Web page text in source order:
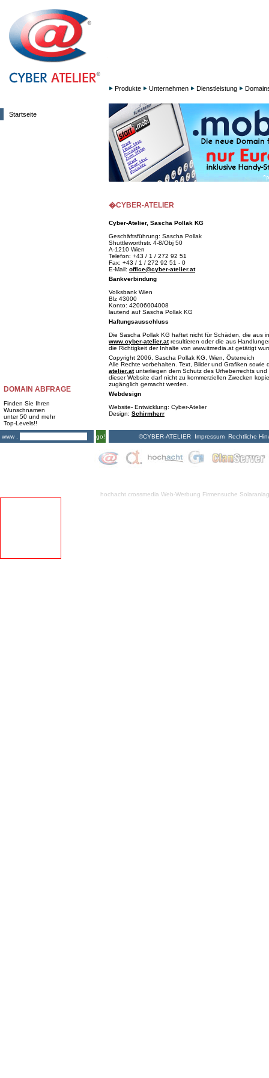
Startseite
DOMAIN ABFRAGE
Finden Sie Ihren
Wunschnamen
unter 50 und mehr
Top-Levels!!
www .
go!
Produkte Unternehmen Dienstleistung
�CYBER-ATELIER
Cyber-Atelier, Sascha Pollak KG
Geschäftsführung: Sascha Pollak
Shuttleworthstr. 4-8/Obj 50
A-1210 Wien
Telefon: +43 / 1 / 272 92 51
Fax: +43 / 1 / 272 92 51 - 0
E-Mail: office@cyber-atelier.at
Bankverbindung
Volksbank Wien
Blz 43000
Konto: 42006004008
lautend auf Sascha Pollak KG
Haftungsausschluss
Die Sascha Pollak KG haftet nicht für Schäden, die aus
www.cyber-atelier.atresultieren oder die aus
die Richtigkeit der Inhalte von www.itmedia.at getätigt
Copyright 2006, Sascha Pollak KG, Wien, Österreich
Alle Rechte vorbehalten. Text, Bilder und Grafiken
atelier.atunterliegen dem Schutz des Urheberrechts
dieser Website darf nicht zu kommerziellen Zwecken
zugänglich gemacht werden.
Webdesign
Website- Entwicklung: Cyber-Atelier
Design: Schirmherr
©CYBER-ATELIER Impressum Rechtliche
hochacht crossmedia Web-Werbung Firmensuche